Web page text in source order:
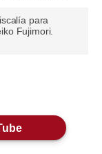
para
Fujimori.